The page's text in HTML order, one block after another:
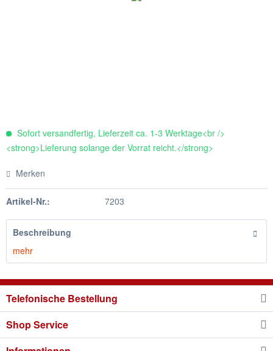
Sofort versandfertig, Lieferzeit ca. 1-3 Werktage<br />
<strong>Lieferung solange der Vorrat reicht.</strong>
Merken
Artikel-Nr.: 7203
Beschreibung
mehr
Telefonische Bestellung
Shop Service